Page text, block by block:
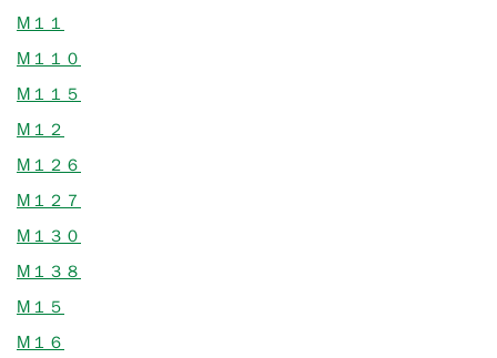
M１１
M１１０
M１１５
M１２
M１２６
M１２７
M１３０
M１３８
M１５
M１６